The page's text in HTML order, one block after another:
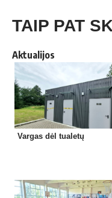
TAIP PAT
Aktualijos
Vargas dėl tualetų